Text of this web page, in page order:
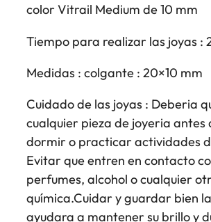
color Vitrail Medium de 10 mm
Tiempo para realizar las joyas :
Medidas : colgante : 20×10 mm
Cuidado de las joyas : Deberia
cualquier pieza de joyeria antes
dormir o practicar actividades
Evitar que entren en contacto
perfumes, alcohol o cualquier
química.Cuidar y guardar bien
ayudara a mantener su brillo y